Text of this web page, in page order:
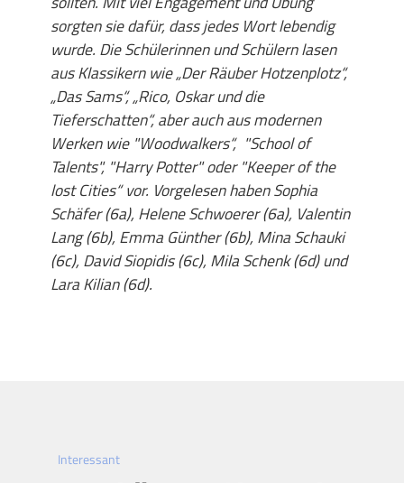
sorgten sie dafür, dass jedes Wort lebendig
wurde. Die Schülerinnen und Schülern lasen
aus Klassikern wie „Der Räuber Hotzenplotz“,
„Das Sams“, „Rico, Oskar und die
Tieferschatten“, aber auch aus modernen
Werken wie "Woodwalkers“, "School of
Talents", "Harry Potter" oder "Keeper of the
lost Cities“ vor. Vorgelesen haben Sophia
Schäfer (6a), Helene Schwoerer (6a), Valentin
Lang (6b), Emma Günther (6b), Mina Schauki
(6c), David Siopidis (6c), Mila Schenk (6d) und
Lara Kilian (6d).
Interessant